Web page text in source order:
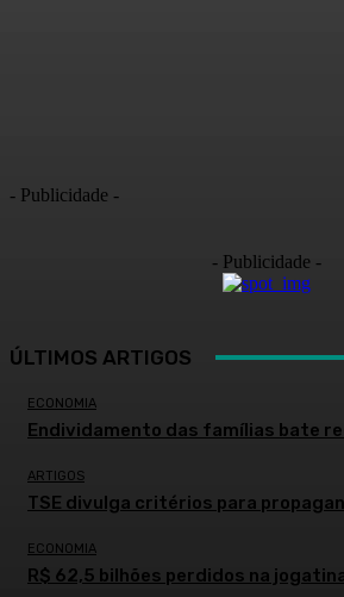
- Publicidade -
- Publicidade -
ÚLTIMOS ARTIGOS
ECONOMIA
Endividamento das famílias bate
ARTIGOS
TSE divulga critérios para
ECONOMIA
R$ 62,5 bilhões perdidos na